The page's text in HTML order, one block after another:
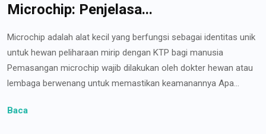
Microchip: Penjelasa...
Microchip adalah alat kecil yang berfungsi sebagai identitas unik
untuk hewan peliharaan mirip dengan KTP bagi manusia
Pemasangan microchip wajib dilakukan oleh dokter hewan atau
lembaga berwenang untuk memastikan keamanannya Apa...
Baca